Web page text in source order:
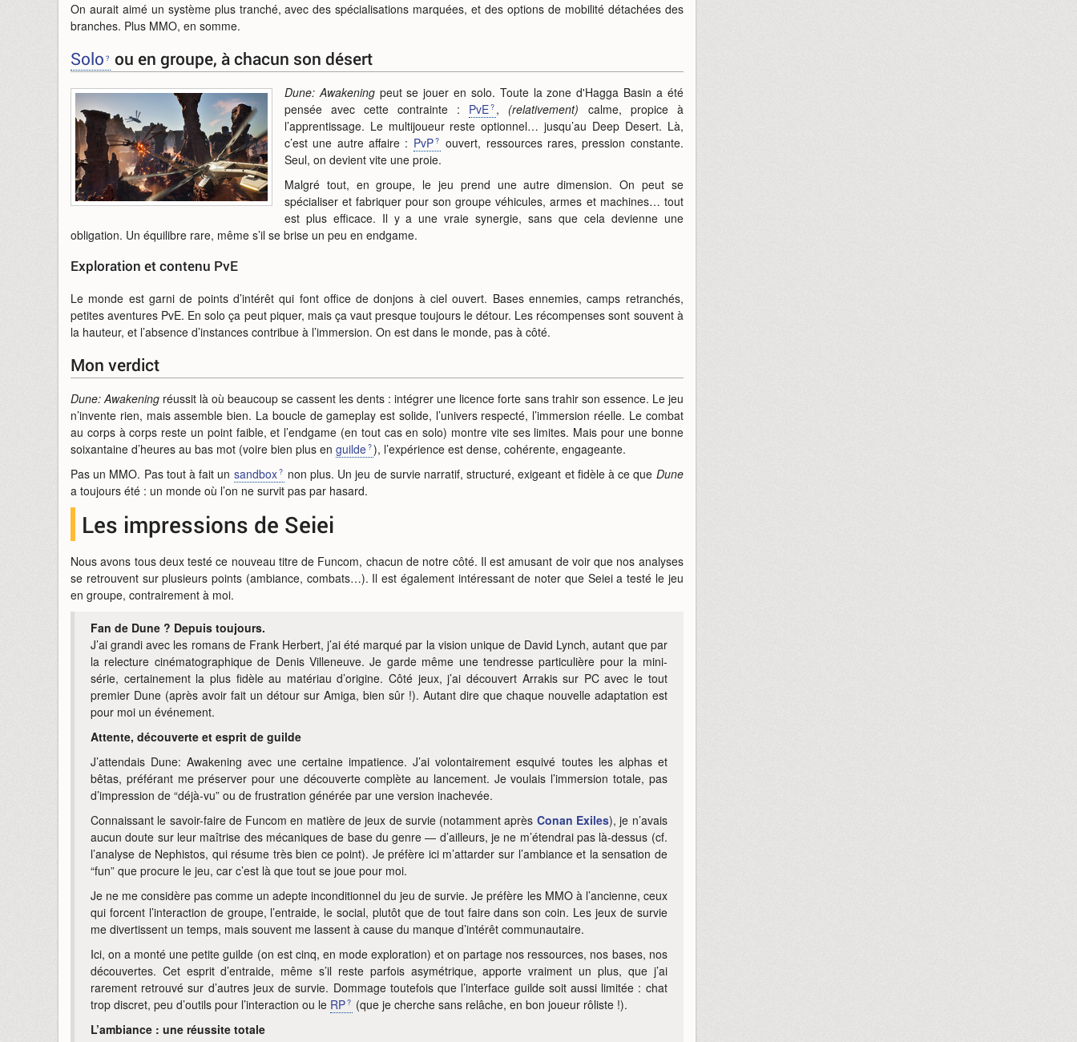
On aurait aimé un système plus tranché, avec des spécialisations marquées, et des options de mobilité détachées des
branches. Plus MMO, en somme.
Solo ou en groupe, à chacun son désert
Dune: Awakeningpeut se jouer en solo. Toute la zone d'Hagga Basin a été
pensée avec cette contrainte : PvE , (relativement) calme, propice à
l’apprentissage. Le multijoueur reste optionnel… jusqu’au Deep Desert. Là,
c’est une autre affaire : PvP
ouvert, ressources rares, pression constante.
Seul, on devient vite une proie.
Malgré tout, en groupe, le jeu prend une autre dimension. On peut se
spécialiser et fabriquer pour son groupe véhicules, armes et machines… tout
est plus efficace. Il y a une vraie synergie, sans que cela devienne une
obligation. Un équilibre rare, même s’il se brise un peu en endgame.
Exploration et contenu PvE
Le monde est garni de points d’intérêt qui font office de donjons à ciel ouvert. Bases ennemies, camps retranchés,
petites aventures PvE. En solo ça peut piquer, mais ça vaut presque toujours le détour. Les récompenses sont souvent à
la hauteur, et l’absence d’instances contribue à l’immersion. On est dans le monde, pas à côté.
Mon verdict
Dune: Awakening réussit là où beaucoup se cassent les dents : intégrer une licence forte sans trahir son essence. Le jeu
n’invente rien, mais assemble bien. La boucle de gameplay est solide, l’univers respecté, l’immersion réelle. Le combat
au corps à corps reste un point faible, et l’endgame (en tout cas en solo) montre vite ses limites. Mais pour une bonne
soixantaine d’heures au bas mot (voire bien plus en guilde ), l’expérience est dense, cohérente, engageante.
Pas un MMO. Pas tout à fait un sandbox non plus. Un jeu de survie narratif, structuré, exigeant et fidèle à ce que Dune
a toujours été : un monde où l’on ne survit pas par hasard.
Les impressions de Seiei
Nous avons tous deux testé ce nouveau titre de Funcom, chacun de notre côté. Il est amusant de voir que nos analyses
se retrouvent sur plusieurs points (ambiance, combats…). Il est également intéressant de noter que Seiei a testé le jeu
en groupe, contrairement à moi.
Fan de Dune ? Depuis toujours.
J’ai grandi avec les romans de Frank Herbert, j’ai été marqué par la vision unique de David Lynch, autant que par
la relecture cinématographique de Denis Villeneuve. Je garde même une tendresse particulière pour la mini-
série, certainement la plus fidèle au matériau d’origine. Côté jeux, j’ai découvert Arrakis sur PC avec le tout
premier Dune (après avoir fait un détour sur Amiga, bien sûr !). Autant dire que chaque nouvelle adaptation est
pour moi un événement.
Attente, découverte et esprit de guilde
J’attendais Dune: Awakening avec une certaine impatience. J’ai volontairement esquivé toutes les alphas et
bêtas, préférant me préserver pour une découverte complète au lancement. Je voulais l’immersion totale, pas
d’impression de “déjà-vu” ou de frustration générée par une version inachevée.
Connaissant le savoir-faire de Funcom en matière de jeux de survie (notamment après Conan Exiles), je n’avais
aucun doute sur leur maîtrise des mécaniques de base du genre — d’ailleurs, je ne m’étendrai pas là-dessus (cf.
l’analyse de Nephistos, qui résume très bien ce point). Je préfère ici m’attarder sur l’ambiance et la sensation de
“fun” que procure le jeu, car c’est là que tout se joue pour moi.
Je ne me considère pas comme un adepte inconditionnel du jeu de survie. Je préfère les MMO à l’ancienne, ceux
qui forcent l’interaction de groupe, l’entraide, le social, plutôt que de tout faire dans son coin. Les jeux de survie
me divertissent un temps, mais souvent me lassent à cause du manque d’intérêt communautaire.
Ici, on a monté une petite guilde (on est cinq, en mode exploration) et on partage nos ressources, nos bases, nos
découvertes. Cet esprit d’entraide, même s’il reste parfois asymétrique, apporte vraiment un plus, que j’ai
rarement retrouvé sur d’autres jeux de survie. Dommage toutefois que l’interface guilde soit aussi limitée : chat
trop discret, peu d’outils pour l’interaction ou le RP
(que je cherche sans relâche, en bon joueur rôliste !).
L’ambiance : une réussite totale